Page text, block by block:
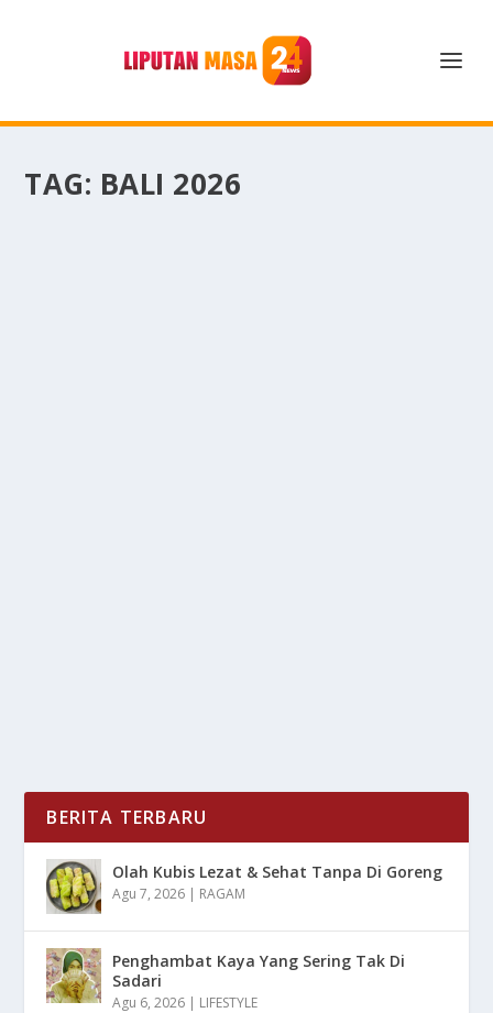
TAG: BALI 2026
BERITA TERBARU
Olah Kubis Lezat & Sehat Tanpa Di Goreng
Agu 7, 2026 | RAGAM
Penghambat Kaya Yang Sering Tak Di
Sadari
Agu 6, 2026 | LIFESTYLE